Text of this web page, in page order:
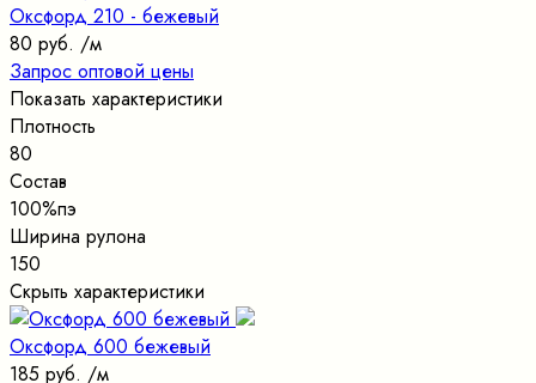
Оксфорд 210 - бежевый
80 руб. /м
Запрос оптовой цены
Показать характеристики
Плотность
80
Состав
100%пэ
Ширина рулона
150
Скрыть характеристики
Оксфорд 600 бежевый
185 руб. /м